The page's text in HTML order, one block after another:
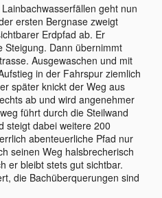
geht nun
ersten Bergnase zweigt
Erdpfad ab. Er
Steigung. Dann übernimmt
Ausgewaschen und mit
in der Fahrspur ziemlich
später knickt der Weg aus
ab und wird angenehmer
führt durch die Steilwand
steigt dabei weitere 200
abenteuerliche Pfad nur
seinen Weg halsbrecherisch
er bleibt stets gut sichtbar.
die Bachüberquerungen sind